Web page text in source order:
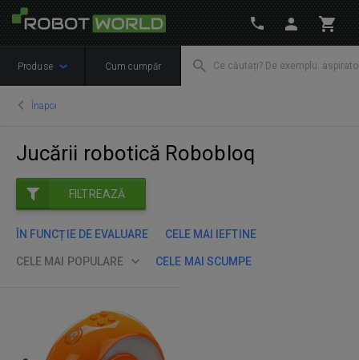
Produse Cum cumpăr
Înapoi
Jucării robotică Robobloq
FILTREAZĂ
ÎN FUNCȚIE DE EVALUARE CELE MAI IEFTINE
CELE MAI POPULARE CELE MAI SCUMPE